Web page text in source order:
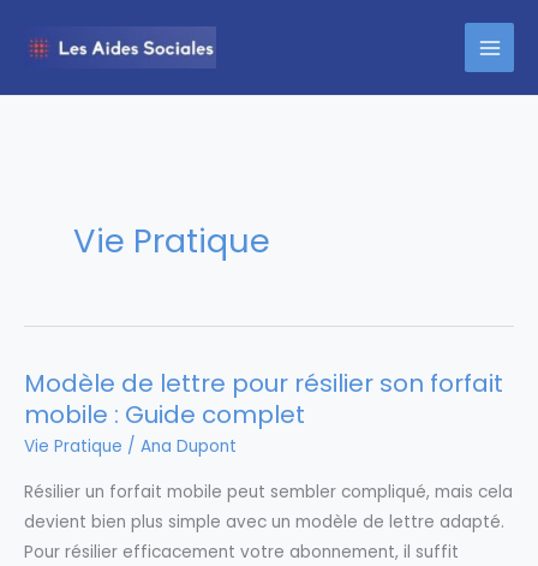
Vie Pratique
Modèle de lettre pour résilier son forfait
mobile : Guide complet
Vie Pratique / Ana Dupont
Résilier un forfait mobile peut sembler compliqué, mais cela
devient bien plus simple avec un modèle de lettre adapté.
Pour résilier efficacement votre abonnement, il suffit